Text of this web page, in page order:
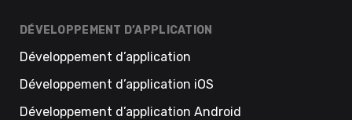
DÉVELOPPEMENT D’APPLICATION
Développement d’application
Développement d’application iOS
Développement d’application Android